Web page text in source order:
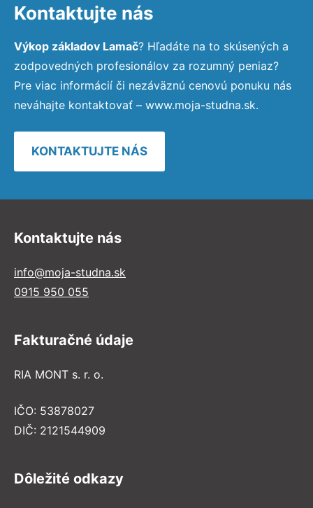
Kontaktujte nás
Výkop základov Lamač? Hľadáte na to skúsených a
zodpovedných profesionálov za rozumný peniaz?
Pre viac informácií či nezáväznú cenovú ponuku nás
neváhajte kontaktovať – www.moja-studna.sk.
KONTAKTUJTE NÁS
Kontaktujte nás
info@moja-studna.sk
0915 950 055
Fakturačné údaje
RIA MONT s. r. o.
IČO: 53878027
DIČ: 2121544909
Dôležité odkazy